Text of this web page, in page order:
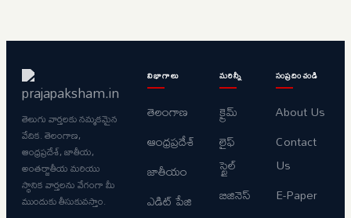
తెలుగు వార్తలకు నమ్మకమైన
వేదిక. తెలంగాణ,
ఆంధ్రప్రదేశ్, జాతీయ,
అంతర్జాతీయ మరియు
స్థానిక వార్తలను వేగంగా మీ
ముందుకు తీసుకువస్తాం.
విభాగాలు
తెలంగాణ
ఆంధ్రప్రదేశ్
జాతీయం
ఎడిట్ పేజి
మరిన్నీ
క్రైమ్
లైఫ్
స్టైల్
బిజినెస్
సంప్రదించండి
About Us
Contact
Us
E-Paper